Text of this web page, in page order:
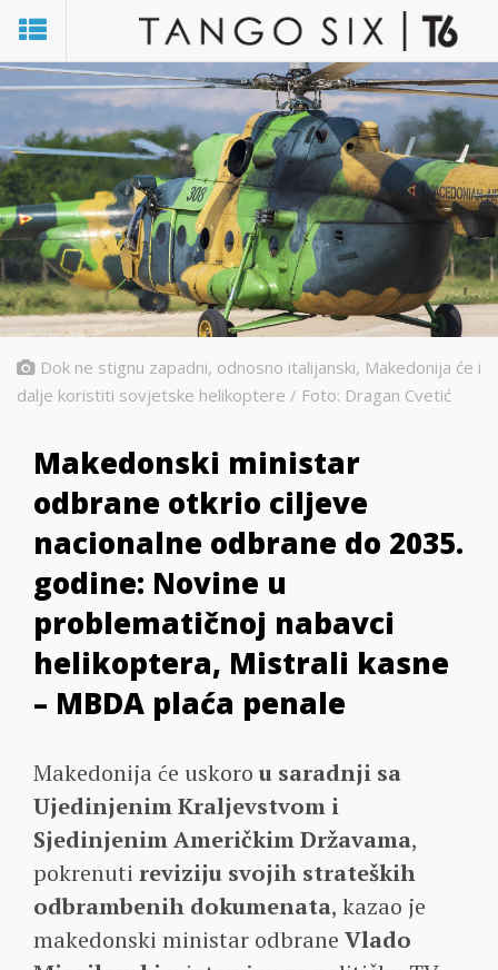
Dok ne stignu zapadni, odnosno italijanski, Makedonija će i
dalje koristiti sovjetske helikoptere / Foto: Dragan Cvetić
Makedonski ministar
odbrane otkrio ciljeve
nacionalne odbrane do 2035.
godine: Novine u
problematičnoj nabavci
helikoptera, Mistrali kasne
– MBDA plaća penale
Makedonija će uskoro u saradnji sa
Ujedinjenim Kraljevstvom i
Sjedinjenim Američkim Državama,
pokrenuti reviziju svojih strateških
odbrambenih dokumenata, kazao je
makedonski ministar odbrane Vlado